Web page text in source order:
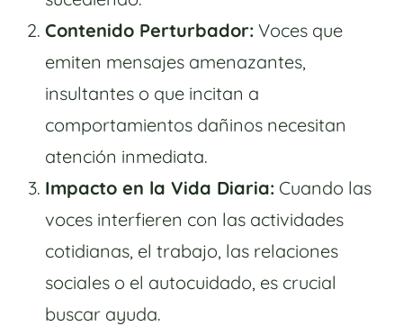
Contenido Perturbador: Voces que
emiten mensajes amenazantes,
insultantes o que incitan a
comportamientos dañinos necesitan
atención inmediata.
Impacto en la Vida Diaria: Cuando las
voces interfieren con las actividades
cotidianas, el trabajo, las relaciones
sociales o el autocuidado, es crucial
buscar ayuda.